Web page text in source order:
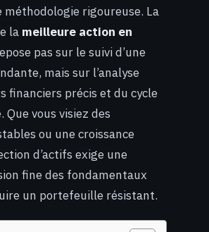
méthodologie rigoureuse. La
la meilleure action en
pas sur le suivi d’une
mais sur l’analyse
financiers précis et du cycle
Que vous visiez des
ou une croissance
d’actifs exige une
fine des fondamentaux
un portefeuille résistant.